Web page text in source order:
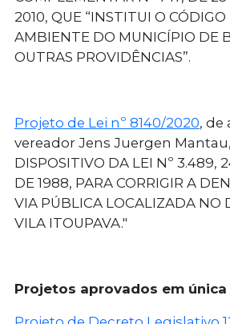
2010, QUE “INSTITUI O
AMBIENTE DO MUNICÍPIO DE
OUTRAS PROVIDÊNCIAS”.
Projeto de Lei nº 8140/2020, de
vereador Jens Juergen
DISPOSITIVO DA LEI Nº 3.489,
DE 1988, PARA CORRIGIR A
VIA PÚBLICA LOCALIZADA NO
VILA ITOUPAVA."
Projetos aprovados em